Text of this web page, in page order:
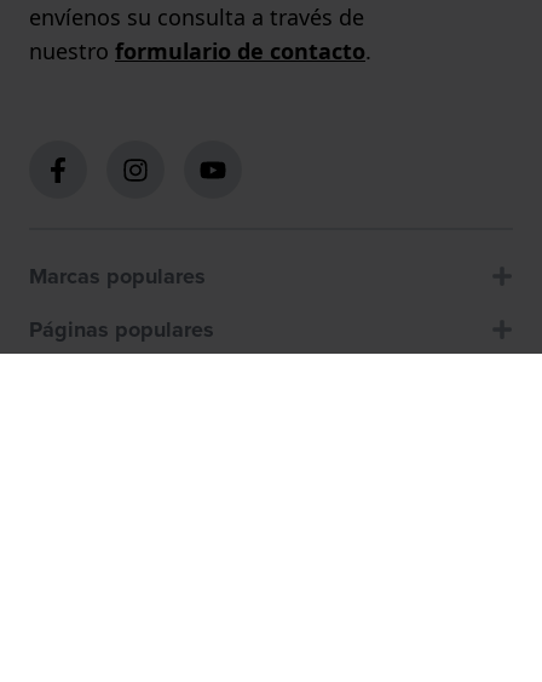
envíenos su consulta a través de
nuestro formulario de contacto.
Marcas populares
Páginas populares